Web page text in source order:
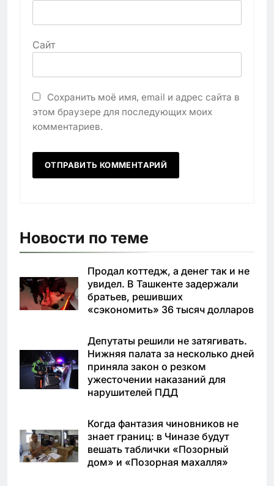
Сайт
Сохранить моё имя, email и адрес сайта в
этом браузере для последующих моих
комментариев.
Новости по теме
Продал коттедж, а денег так и не
увидел. В Ташкенте задержали
братьев, решивших
«сэкономить» 36 тысяч долларов
Депутаты решили не затягивать.
Нижняя палата за несколько дней
приняла закон о резком
ужесточении наказаний для
нарушителей ПДД
Когда фантазия чиновников не
знает границ: в Чиназе будут
вешать таблички «Позорный
дом» и «Позорная махалля»